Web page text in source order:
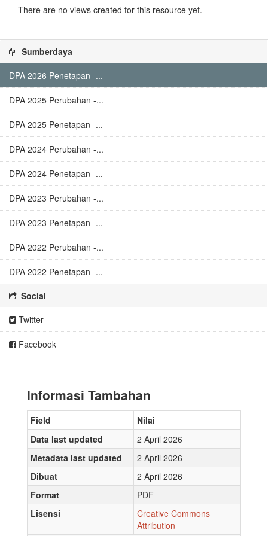
There are no views created for this resource yet.
Sumberdaya
DPA 2026 Penetapan -...
DPA 2025 Perubahan -...
DPA 2025 Penetapan -...
DPA 2024 Perubahan -...
DPA 2024 Penetapan -...
DPA 2023 Perubahan -...
DPA 2023 Penetapan -...
DPA 2022 Perubahan -...
DPA 2022 Penetapan -...
Social
Twitter
Facebook
Informasi Tambahan
Field
Nilai
Data last updated
2 April 2026
Metadata last updated
2 April 2026
Dibuat
2 April 2026
Format
PDF
Lisensi
Creative Commons
Attribution